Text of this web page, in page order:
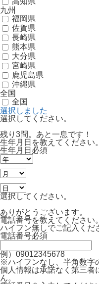
九州
福岡県
佐賀県
長崎県
熊本県
大分県
宮崎県
鹿児島県
沖縄県
全国
全国
選択しました
選択してください。
残り3問。あと一息です！
生年月日を教えてください。
生年月日 必須
選択してください。
ありがとうございます。
電話番号を教えてください。
ハイフン無しでご記入くだ
電話番号必須
例）09012345678
※ハイフンなし、半角数字
個人情報は承諾なく第三者
ん。